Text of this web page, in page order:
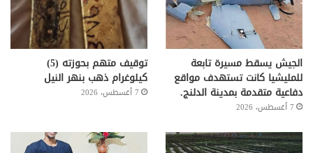
الجيش يسقط مسيرة تابعة
للمليشيا كانت تستهدف مواقع
دفاعية متقدمة بمدينة الدلنج.
7 أغسطس، 2026
توقيف متهم بحوزته (5)
كيلوغرام ذهب بنهر النيل
7 أغسطس، 2026